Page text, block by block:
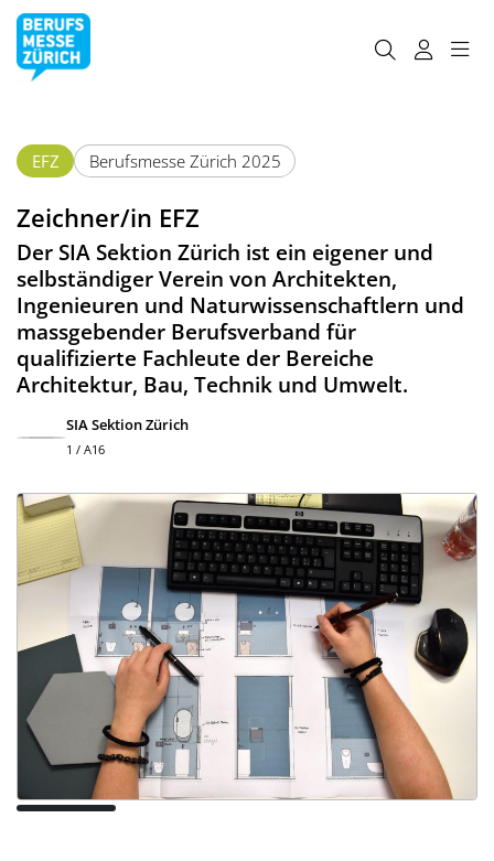
EFZ Berufsmesse Zürich 2025
Zeichner/in EFZ
Der SIA Sektion Zürich ist ein eigener und
selbständiger Verein von Architekten,
Ingenieuren und Naturwissenschaftlern und
massgebender Berufsverband für
qualifizierte Fachleute der Bereiche
Architektur, Bau, Technik und Umwelt.
SIA Sektion Zürich
1 / A16